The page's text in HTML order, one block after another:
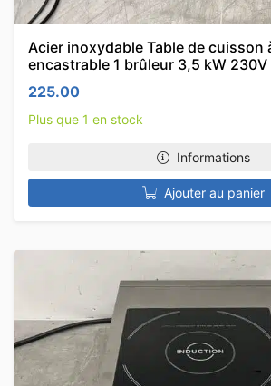
Acier inoxydable Table de cuisson
encastrable 1 brûleur 3,5 kW 230V
225.00
Plus que 1 en stock
Informations
Ajouter au panier